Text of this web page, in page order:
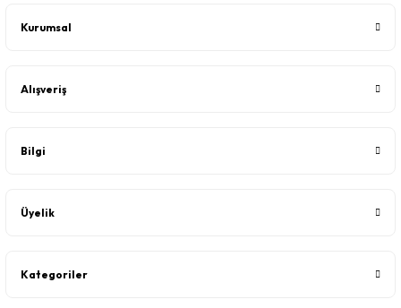
Kurumsal
Alışveriş
Bilgi
Üyelik
Kategoriler